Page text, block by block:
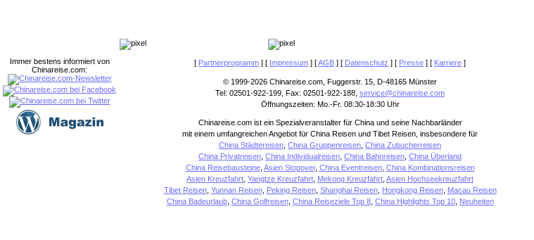
[ Partnerprogramm ] [ Impressum ] [AGB ] [ Datenschutz ] [ Presse ] [ Karriere ]
© 1999-2026 Chinareise.com, Fuggerstr. 15, D-48165 Münster
Tel: 02501-922-199, Fax: 02501-922-188, service@chinareise.com
Öffnungszeiten: Mo.-Fr. 08:30-18:30 Uhr
Chinareise.com ist ein Spezialveranstalter für China und seine Nachbarländer
mit einem umfangreichen Angebot für China Reisen und Tibet Reisen, insbesondere für
China Städtereisen China Gruppenreisen China Zubucherreisen
China Privatreisen China Individualreisen China Bahnreisen China Überland
China Reisebausteine, Asien Stopover, China Eventreisen, China Kombinationsreisen
Asien Kreuzfahrt Yangtze Kreuzfahrt Mekong Kreuzfahrt Asien Hochseekreuzfahrt
Tibet Reisen, Yunnan Reisen, Peking Reisen, Shanghai Reisen, Hongkong Reisen, Macau Reisen
China Badeurlaub, China Golfreisen, China Reiseziele Top 8, China Highlights Top 10, Neuheiten
Immer bestens informiert von
Chinareise.com: